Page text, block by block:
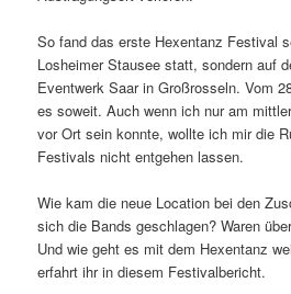
So fand das erste Hexentanz Festival
Losheimer Stausee statt, sondern auf
Eventwerk Saar in Großrosseln. Vom
es soweit. Auch wenn ich nur am
vor Ort sein konnte, wollte ich mir die
Festivals nicht entgehen lassen.
Wie kam die neue Location bei den
sich die Bands geschlagen? Waren
Und wie geht es mit dem Hexentanz
erfahrt ihr in diesem Festivalbericht.